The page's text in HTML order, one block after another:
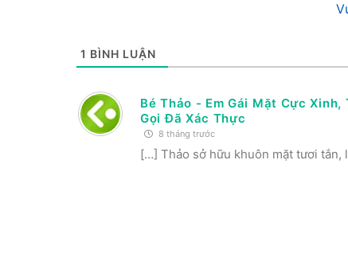
1 BÌNH LUẬN
Bé Thảo - Em Gái Mặt Cực
Gọi Đã Xác Thực
8 tháng trước
[…] Thảo sở hữu khuôn mặt tươi